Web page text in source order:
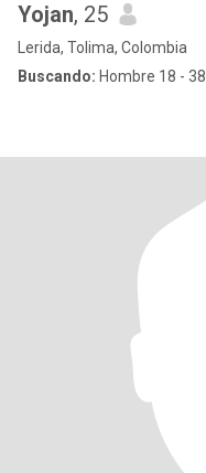
Yojan, 25
Lerida, Tolima, Colombia
Buscando: Hombre 18 - 38